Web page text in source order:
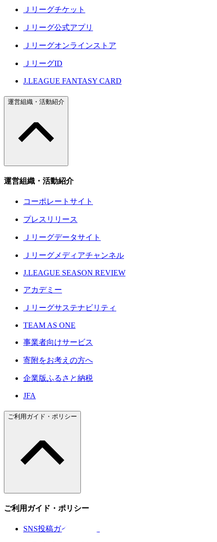
Ｊリーグチケット
Ｊリーグ公式アプリ
Ｊリーグオンラインストア
ＪリーグID
J.LEAGUE FANTASY CARD
運営組織・活動紹介
運営組織・活動紹介
コーポレートサイト
プレスリリース
Ｊリーグデータサイト
Ｊリーグメディアチャンネル
J.LEAGUE SEASON REVIEW
アカデミー
Ｊリーグサステナビリティ
TEAM AS ONE
事業者向けサービス
寄附をお考えの方へ
企業版ふるさと納税
JFA
ご利用ガイド・ポリシー
ご利用ガイド・ポリシー
SNS投稿ガイドライン